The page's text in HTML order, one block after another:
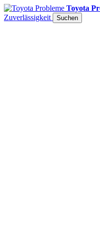
Toyota
Zuverlässigkeit
Suchen